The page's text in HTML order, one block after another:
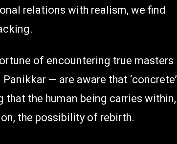
relations with realism, we find
of encountering true masters
— are aware that ‘concrete’
the human being carries within,
the possibility of rebirth.